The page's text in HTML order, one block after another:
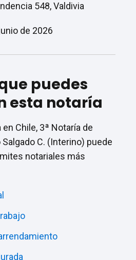
548, Valdivia
de 2026
puedes
esta notaría
Chile, 3ª Notaría de
C. (Interino) puede
notariales más